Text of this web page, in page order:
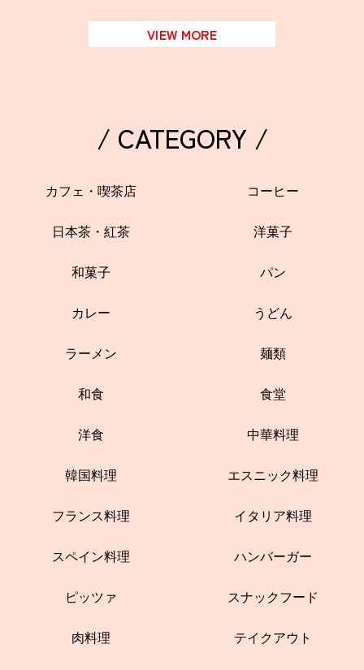
VIEW MORE
/ CATEGORY /
カフェ・喫茶店 コーヒー
日本茶・紅茶 洋菓子
和菓子 パン
カレー うどん
ラーメン 麺類
和食 食堂
洋食 中華料理
韓国料理 エスニック料理
フランス料理 イタリア料理
スペイン料理 ハンバーガー
ピッツァ スナックフード
肉料理 テイクアウト